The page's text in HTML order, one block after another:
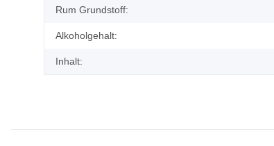
Rum Grundstoff:
Alkoholgehalt:
Inhalt: